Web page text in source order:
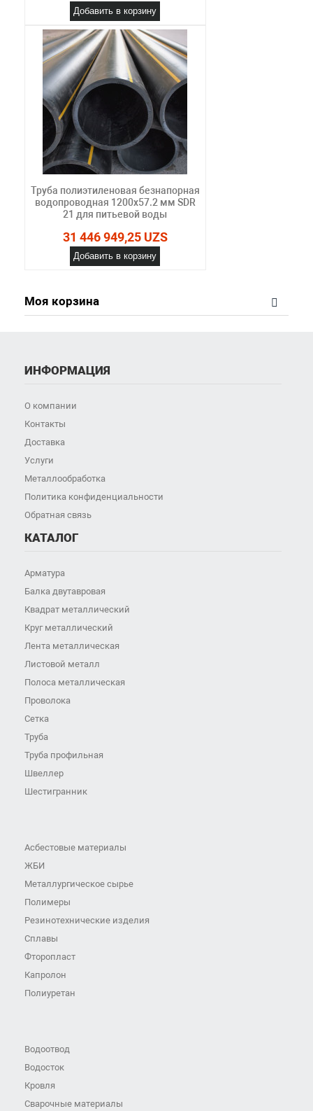
Добавить в корзину
Труба полиэтиленовая безнапорная
водопроводная 1200х57.2 мм SDR
21 для питьевой воды
31 446 949,25 UZS
Добавить в корзину
Моя корзина
ИНФОРМАЦИЯ
О компании
Контакты
Доставка
Услуги
Металлообработка
Политика конфиденциальности
Обратная связь
КАТАЛОГ
Арматура
Балка двутавровая
Квадрат металлический
Круг металлический
Лента металлическая
Листовой металл
Полоса металлическая
Проволока
Сетка
Труба
Труба профильная
Швеллер
Шестигранник
Асбестовые материалы
ЖБИ
Металлургическое сырье
Полимеры
Резинотехнические изделия
Сплавы
Фторопласт
Капролон
Полиуретан
Водоотвод
Водосток
Кровля
Сварочные материалы